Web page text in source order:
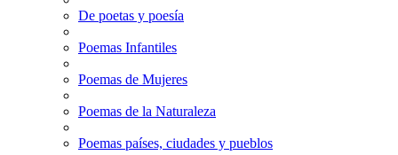
De poetas y poesía
Poemas Infantiles
Poemas de Mujeres
Poemas de la Naturaleza
Poemas países, ciudades y pueblos